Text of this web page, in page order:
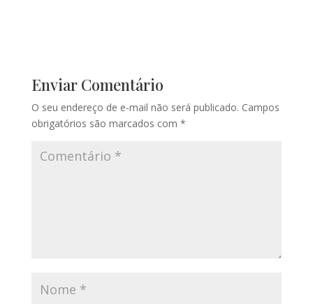
Enviar Comentário
O seu endereço de e-mail não será publicado. Campos
obrigatórios são marcados com *